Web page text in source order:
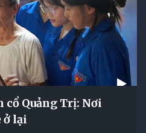
cổ Quảng Trị: Nơi
ở lại